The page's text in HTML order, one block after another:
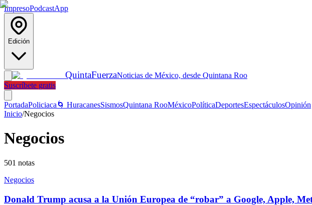
ImpresoPodcastApp
Edición
QuintaFuerzaNoticias de México, desde Quintana Roo
Suscríbete gratis
PortadaPoliciaca 🌀 HuracanesSismosQuintana RooMéxicoPolíticaDeportesEspectáculosOpinión
Inicio/Negocios
Negocios
501 notas
Negocios
Donald Trump acusa a la Unión Europea de “robar” a Google, Apple,